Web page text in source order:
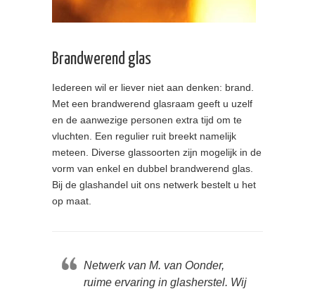
Brandwerend glas
Iedereen wil er liever niet aan denken: brand.
Met een brandwerend glasraam geeft u uzelf
en de aanwezige personen extra tijd om te
vluchten. Een regulier ruit breekt namelijk
meteen. Diverse glassoorten zijn mogelijk in de
vorm van enkel en dubbel brandwerend glas.
Bij de glashandel uit ons netwerk bestelt u het
op maat.
Netwerk van M. van Oonder,
ruime ervaring in glasherstel. Wij